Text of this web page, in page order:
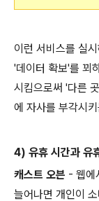
이런 서비스를 실
'데이터 확보'를 꾀
시킴으로써 '다른
에 자사를 부각시
4) 유휴 시간과 유
캐스트 오븐 - 웹에
늘어나면 개인이